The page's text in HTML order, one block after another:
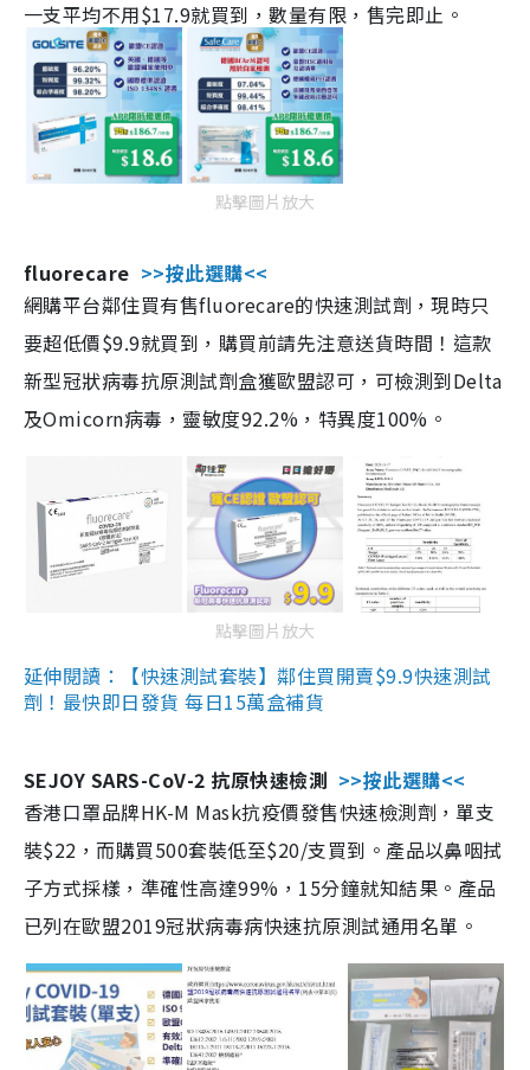
一支平均不用$17.9就買到，數量有限，售完即止。
點擊圖片放大
fluorecare >>按此選購<<
網購平台鄰住買有售fluorecare的快速測試劑，現時只
要超低價$9.9就買到，購買前請先注意送貨時間！這款
新型冠狀病毒抗原測試劑盒獲歐盟認可，可檢測到Delta
及Omicorn病毒，靈敏度92.2%，特異度100%。
點擊圖片放大
延伸閱讀：【快速測試套裝】鄰住買開賣$9.9快速測試
劑！最快即日發貨 每日15萬盒補貨
SEJOY SARS-CoV-2 抗原快速檢測 >>按此選購<<
香港口罩品牌HK-M Mask抗疫價發售快速檢測劑，單支
裝$22，而購買500套裝低至$20/支買到。產品以鼻咽拭
子方式採樣，準確性高達99%，15分鐘就知結果。產品
已列在歐盟2019冠狀病毒病快速抗原測試通用名單。